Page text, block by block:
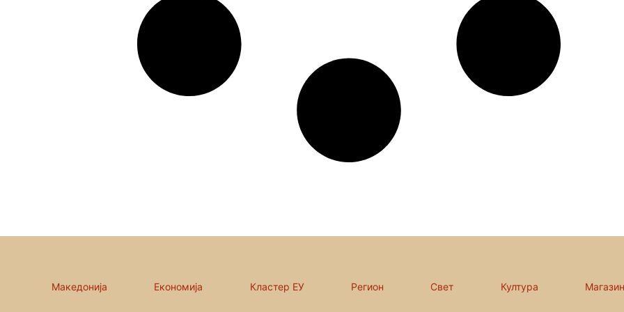
Македонија Економија Кластер ЕУ Регион Свет Култура Магазин